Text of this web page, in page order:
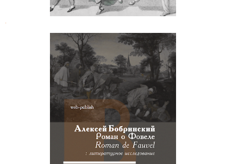
Граф Андрей Бобринский. Роман о
Фовеле